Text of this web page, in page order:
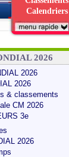
Calendriers
2026
2026
2026
& classements
CM 2026
3e
2026